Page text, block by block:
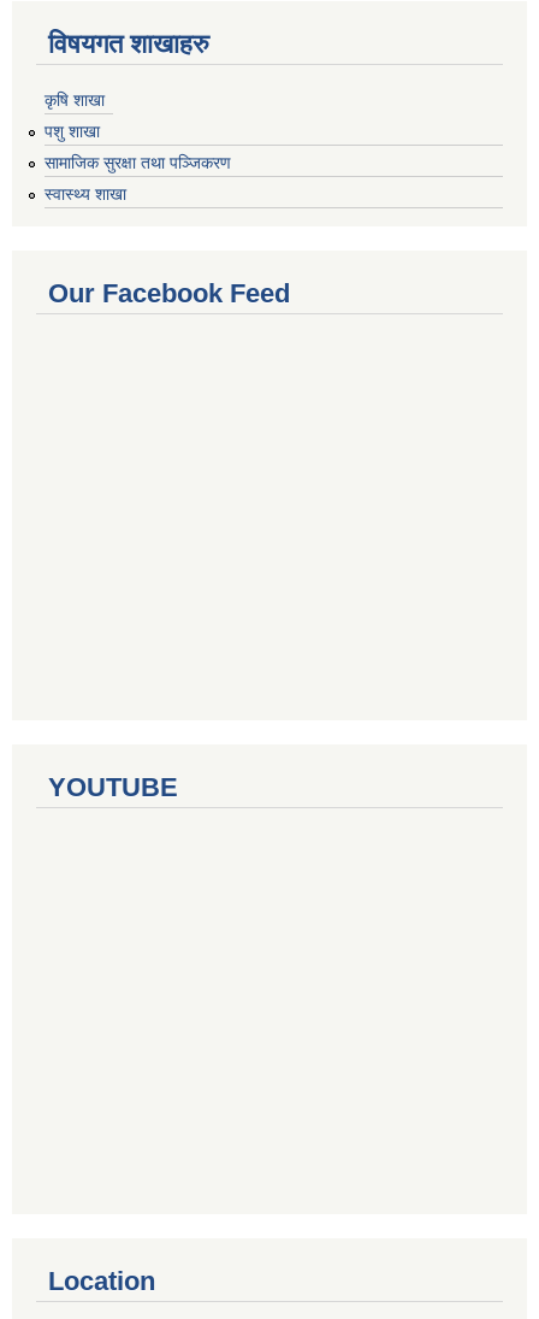
विषयगत शाखाहरु
कृषि शाखा
पशु शाखा
सामाजिक सुरक्षा तथा पञ्जिकरण
स्वास्थ्य शाखा
Our Facebook Feed
YOUTUBE
Location